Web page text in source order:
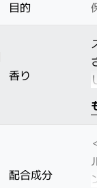
目的
香り
配合成分